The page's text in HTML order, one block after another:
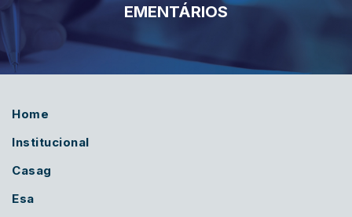
EMENTÁRIOS
Home
Institucional
Casag
Esa